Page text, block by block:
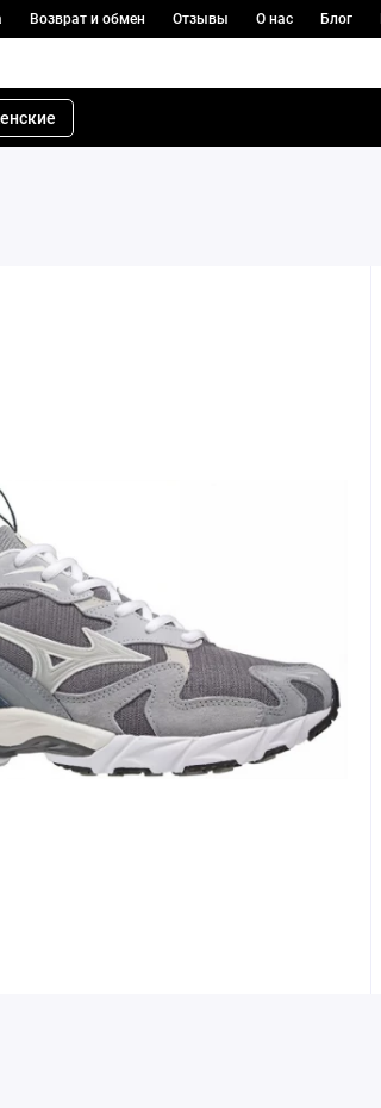
Возврат и обмен Отзывы О нас Блог